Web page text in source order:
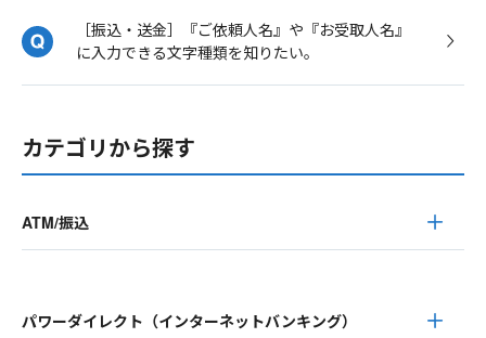
［振込・送金］『ご依頼人名』や『お受取人名』
に入力できる文字種類を知りたい。
カテゴリから探す
ATM/振込
パワーダイレクト（インターネットバンキング）